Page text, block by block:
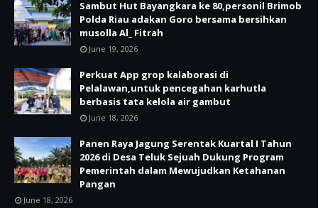
Sambut Hut Bayangkara ke 80,personil Brimob
Polda Riau adakan Goro bersama bersihkan
musolla Al_ Fitrah
June 19, 2026
Perkuat App grop kalaborasi di
Pelalawan,untuk pencegahan karhutla
berbasis tata kelola air gambut
June 18, 2026
Panen Raya Jagung Serentak Kuartal I Tahun
2026 di Desa Teluk Sejuah Dukung Program
Pemerintah dalam Mewujudkan Ketahanan
Pangan
June 18, 2026